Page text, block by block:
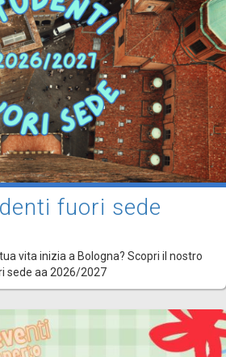
fuori sede
vita inizia a Bologna? Scopri il nostro
sede aa 2026/2027